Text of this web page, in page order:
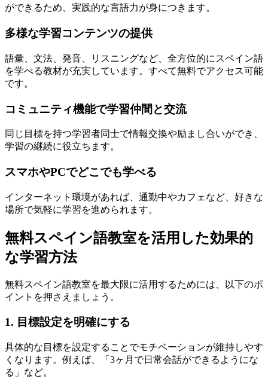
ができるため、実践的な言語力が身につきます。
多様な学習コンテンツの提供
語彙、文法、発音、リスニングなど、全方位的にスペイン語
を学べる教材が充実しています。すべて無料でアクセス可能
です。
コミュニティ機能で学習仲間と交流
同じ目標を持つ学習者同士で情報交換や励まし合いができ、
学習の継続に役立ちます。
スマホやPCでどこでも学べる
インターネット環境があれば、通勤中やカフェなど、好きな
場所で気軽に学習を進められます。
無料スペイン語教室を活用した効果的
な学習方法
無料スペイン語教室を最大限に活用するためには、以下のポ
イントを押さえましょう。
1. 目標設定を明確にする
具体的な目標を設定することでモチベーションが維持しやす
くなります。例えば、「3ヶ月で日常会話ができるようにな
る」など。